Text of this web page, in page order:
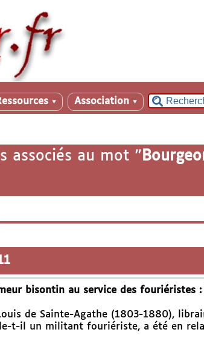
▼ Association ▼
associés au mot "
bisontin au service des fouriéristes :
de Sainte-Agathe (1803-1880),
t-il un militant fouriériste, a été en